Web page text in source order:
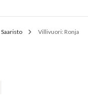
Saaristo Villivuori: Ronja